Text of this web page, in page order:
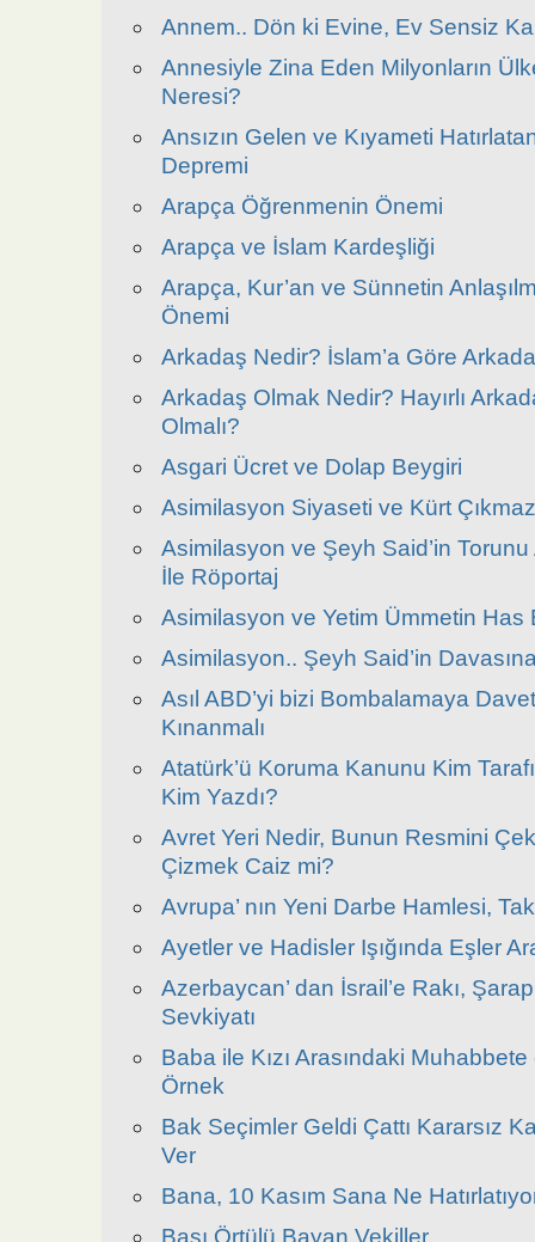
Annem.. Dön ki Evine, Ev Sensiz
Annesiyle Zina Eden Milyonların
Neresi?
Ansızın Gelen ve Kıyameti
Depremi
Arapça Öğrenmenin Önemi
Arapça ve İslam Kardeşliği
Arapça, Kur’an ve Sünnetin
Önemi
Arkadaş Nedir? İslam’a Göre
Arkadaş Olmak Nedir? Hayırlı
Olmalı?
Asgari Ücret ve Dolap Beygiri
Asimilasyon Siyaseti ve Kürt
Asimilasyon ve Şeyh Said’in Torunu
İle Röportaj
Asimilasyon ve Yetim Ümmetin Has
Asimilasyon.. Şeyh Said’in
Asıl ABD’yi bizi Bombalamaya
Kınanmalı
Atatürk’ü Koruma Kanunu Kim
Kim Yazdı?
Avret Yeri Nedir, Bunun Resmini
Çizmek Caiz mi?
Avrupa’ nın Yeni Darbe Hamlesi,
Ayetler ve Hadisler Işığında Eşler
Azerbaycan’ dan İsrail’e Rakı,
Sevkiyatı
Baba ile Kızı Arasındaki
Örnek
Bak Seçimler Geldi Çattı Kararsız
Ver
Bana, 10 Kasım Sana Ne
Başı Örtülü Bayan Vekiller